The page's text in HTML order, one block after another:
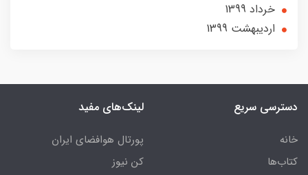
خرداد 1399
ارديبهشت 1399
دسترسی سریع
خانه
کتاب‌ها
لینک‌های مفید
پورتال هوافضای ایران
کن نیوز